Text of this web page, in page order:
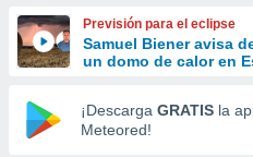
y
forma
digital
basada
Previsión para el eclipse
Samuel Biener avisa
un domo de calor en
¡Descarga GRATIS la
Meteored!